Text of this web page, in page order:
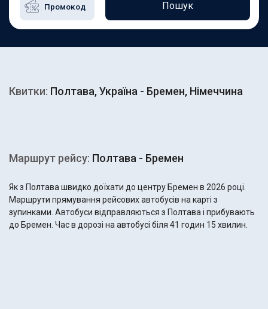
Пошук
Квитки: Полтава, Україна - Бремен, Німеччина
Маршрут рейсу: Полтава - Бремен
Як з Полтава швидко доїхати до центру Бремен в 2026 році.
Маршрути прямування рейсових автобусів на карті з
зупинками. Автобуси відправляються з Полтава і прибувають
до Бремен. Час в дорозі на автобусі біля 41 годин 15 хвилин.